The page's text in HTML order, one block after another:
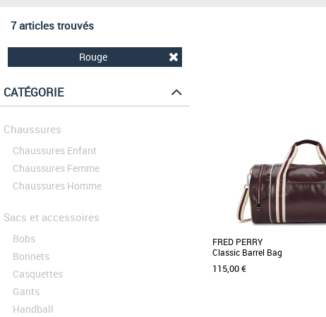
7 articles trouvés
Rouge
CATÉGORIE
Chaussures
Chaussures Enfant
Chaussures Femme
Chaussures Homme
Sacs et accessoires
Bobs
Bonnets
Casquettes
Gants
Handball
FRED PERRY
Classic Barrel Bag
115,00 €